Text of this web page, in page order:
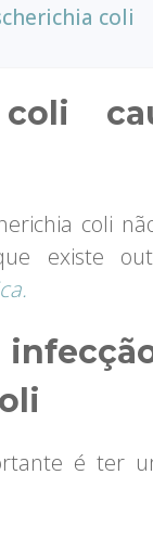
coli
coli
coli
existe
é ter